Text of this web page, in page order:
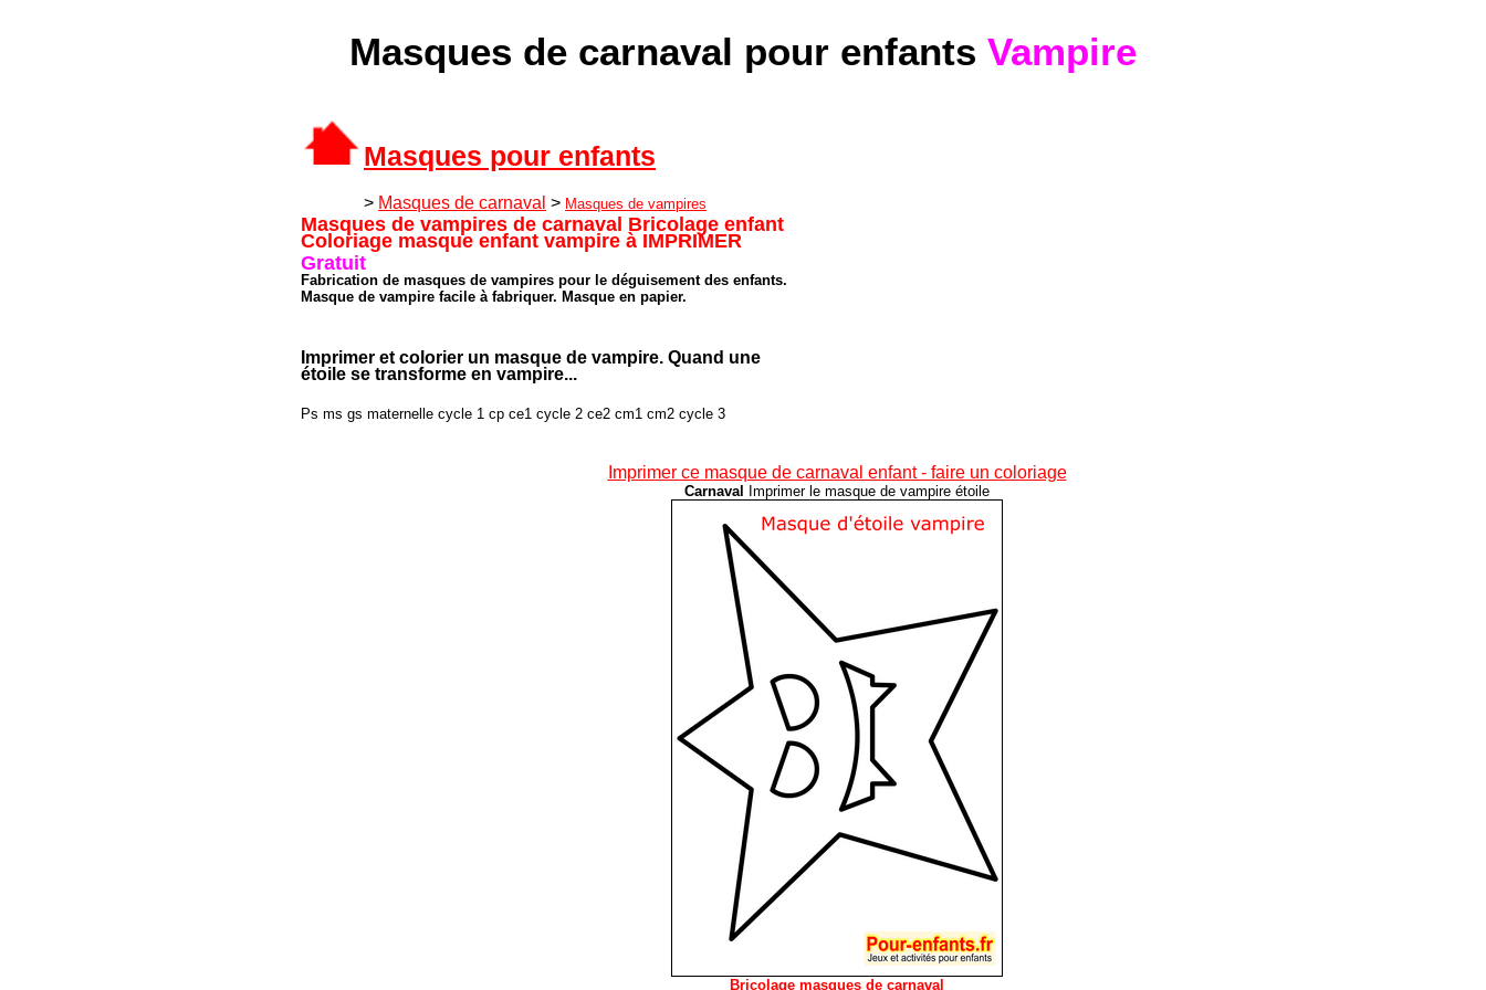
Masques de carnaval pour enfants Vampire
Masques pour enfants
> Masques de carnaval > Masques de vampires
Masques de vampires de carnaval Bricolage enfant
Coloriage masque enfant vampire à IMPRIMER
Gratuit
Fabrication de masques de vampires pour le déguisement des enfants.
Masque de vampire facile à fabriquer. Masque en papier.
Imprimer et colorier un masque de vampire. Quand une
étoile se transforme en vampire...
Ps ms gs maternelle cycle 1 cp ce1 cycle 2 ce2 cm1 cm2 cycle 3
Imprimer ce masque de carnaval enfant - faire un coloriage
Carnaval Imprimer le masque de vampire étoile
Bricolage masques de carnaval